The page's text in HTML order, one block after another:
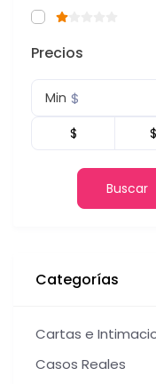
Precios
Min $
$
Buscar
Categorías
Cartas e
Casos Reales